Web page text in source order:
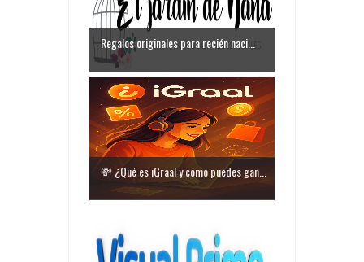
Regalos originales para recién naci...
💸 ¿Qué es iGraal y cómo puedes gan...